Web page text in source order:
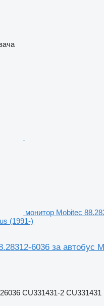
монитор Mobitec
(1991-)
6036 за автобус
CU331431-2 CU331431